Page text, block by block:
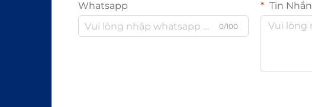
Whatsapp
0/100
Tin Nhắn